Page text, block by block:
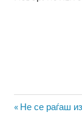
Previous
Не се раѓаш